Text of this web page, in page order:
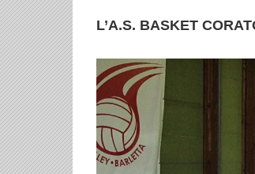
L’A.S. BASKET
Ingrandisci
immagine